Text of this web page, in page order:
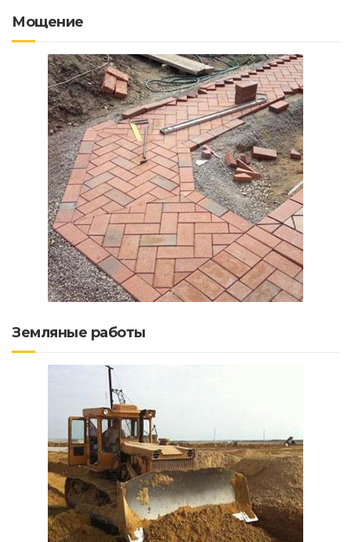
Мощение
Земляные работы